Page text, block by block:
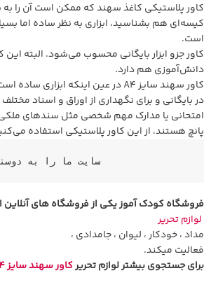
کاور پلاستیکی کاغذ سهند که ممکن است آن را به
کیسه‌ای هم بشناسید، ابزاری به نظر ساده اما
است.
کاور جزو ابزار بایگانی محسوب می‌شود. البته
دانش‌آموزی هم دارد.
کاور سهند سایز A4 در عین اینکه ابزاری ساده است اما محصول مهمی است.
در بایگانی و برای نگهداری از اوراق و اسناد
امتحانی یا مدارک مهم شخصی مثل سندهای ملکی
پانچ هستند، از این کاور پلاستیکی استفاده
سایت ما را به
فروشگاه کودک آموز یکی از فروشگاه های آنلاین
لوازم تحریر
مداد ، خودکار ، لیوان ، جامدادی ،
فعالیت میکند.
برای جستجوی بیشتر لوازم تحریرکاور سهند سایز A4